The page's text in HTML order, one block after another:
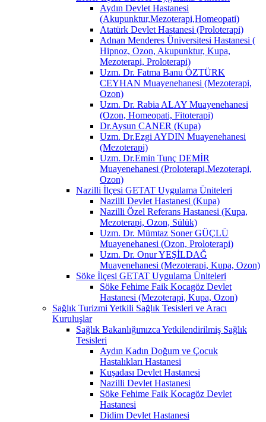
Aydın Devlet Hastanesi
(Akupunktur,Mezoterapi,Homeopati)
Atatürk Devlet Hastanesi (Proloterapi)
Adnan Menderes Üniversitesi Hastanesi (
Hipnoz, Ozon, Akupunktur, Kupa,
Mezoterapi, Proloterapi)
Uzm. Dr. Fatma Banu ÖZTÜRK
CEYHAN Muayenehanesi (Mezoterapi,
Ozon)
Uzm. Dr. Rabia ALAY Muayenehanesi
(Ozon, Homeopati, Fitoterapi)
Dr.Aysun CANER (Kupa)
Uzm. Dr.Ezgi AYDIN Muayenehanesi
(Mezoterapi)
Uzm. Dr.Emin Tunç DEMİR
Muayenehanesi (Proloterapi,Mezoterapi,
Ozon)
Nazilli İlçesi GETAT Uygulama Üniteleri
Nazilli Devlet Hastanesi (Kupa)
Nazilli Özel Referans Hastanesi (Kupa,
Mezoterapi, Ozon, Sülük)
Uzm. Dr. Mümtaz Soner GÜÇLÜ
Muayenehanesi (Ozon, Proloterapi)
Uzm. Dr. Onur YEŞİLDAĞ
Muayenehanesi (Mezoterapi, Kupa, Ozon)
Söke İlçesi GETAT Uygulama Üniteleri
Söke Fehime Faik Kocagöz Devlet
Hastanesi (Mezoterapi, Kupa, Ozon)
Sağlık Turizmi Yetkili Sağlık Tesisleri ve Aracı
Kuruluşlar
Sağlık Bakanlığımızca Yetkilendirilmiş Sağlık
Tesisleri
Aydın Kadın Doğum ve Çocuk
Hastalıkları Hastanesi
Kuşadası Devlet Hastanesi
Nazilli Devlet Hastanesi
Söke Fehime Faik Kocagöz Devlet
Hastanesi
Didim Devlet Hastanesi